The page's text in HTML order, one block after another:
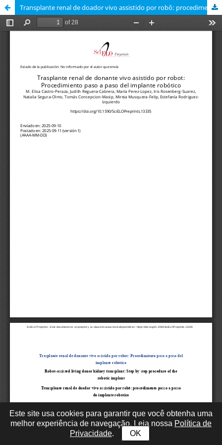
Transplante renal de doador vivo assistido por robô: procedimento passo a passo do implante robótico
Este site usa cookies para garantir que você obtenha uma
melhor experiência de navegação. Leia nossa Política de
Privacidade. OK